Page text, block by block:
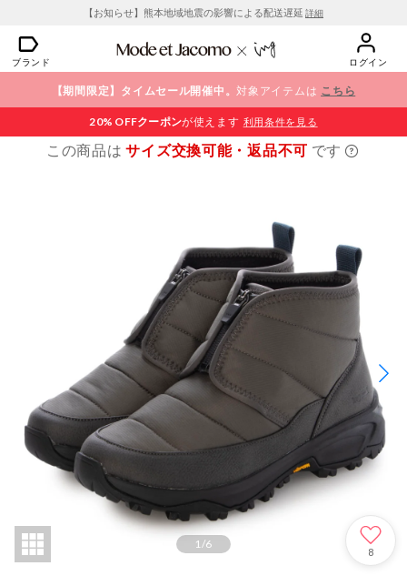
【お知らせ】熊本地域地震の影響による配送遅延 詳細
ブランド ログイン
【期間限定】タイムセール開催中。対象アイテムは こちら
20% OFFクーポンが使えます 利用条件を見る
この商品はサイズ交換可能・返品不可 です
1/6
8